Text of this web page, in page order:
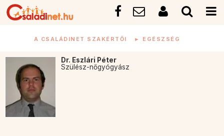
A CSALÁDINET SZAKÉRTŐI ► EGÉSZSÉG
Dr. Eszlári Péter
Szülész-nőgyógyász